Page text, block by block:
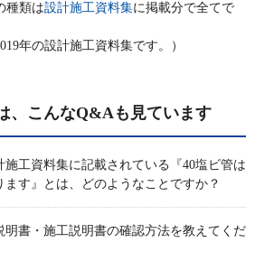
種類は設計施工資料集に掲載分で全てで
年の設計施工資料集です。）
、こんなQ&Aも見ています
施工資料集に記載されている『40塩ビ管は
ます』とは、どのようなことですか？
明書・施工説明書の確認方法を教えてくだ